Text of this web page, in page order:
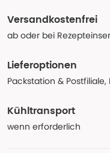
Versandkostenfrei
ab oder bei
Lieferoptionen
Packstation & Postfiliale,
Kühltransport
wenn erforderlich